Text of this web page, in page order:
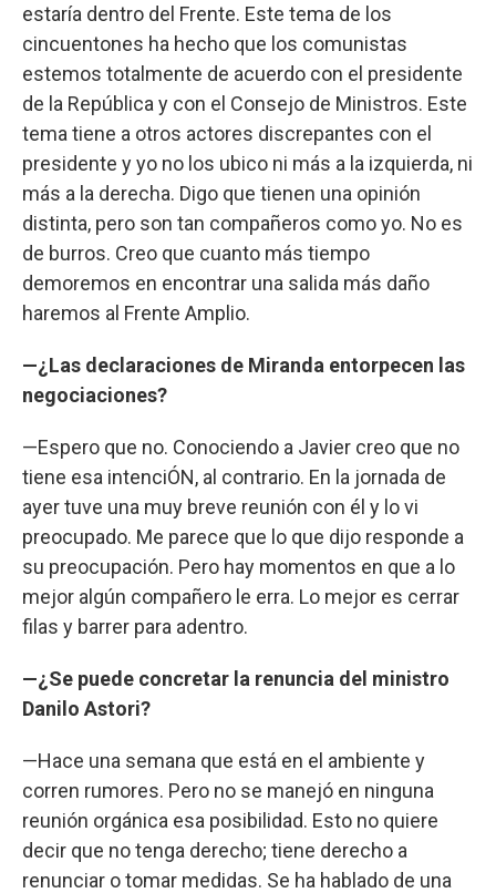
estaría dentro del Frente. Este tema de los
cincuentones ha hecho que los comunistas
estemos totalmente de acuerdo con el presidente
de la República y con el Consejo de Ministros. Este
tema tiene a otros actores discrepantes con el
presidente y yo no los ubico ni más a la izquierda, ni
más a la derecha. Digo que tienen una opinión
distinta, pero son tan compañeros como yo. No es
de burros. Creo que cuanto más tiempo
demoremos en encontrar una salida más daño
haremos al Frente Amplio.
—¿Las declaraciones de Miranda entorpecen las
negociaciones?
—Espero que no. Conociendo a Javier creo que no
tiene esa intenciÓN, al contrario. En la jornada de
ayer tuve una muy breve reunión con él y lo vi
preocupado. Me parece que lo que dijo responde a
su preocupación. Pero hay momentos en que a lo
mejor algún compañero le erra. Lo mejor es cerrar
filas y barrer para adentro.
—¿Se puede concretar la renuncia del ministro
Danilo Astori?
—Hace una semana que está en el ambiente y
corren rumores. Pero no se manejó en ninguna
reunión orgánica esa posibilidad. Esto no quiere
decir que no tenga derecho; tiene derecho a
renunciar o tomar medidas. Se ha hablado de una